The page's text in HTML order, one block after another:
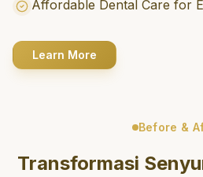
Affordable Dental Care for
Learn More
Before &
Transformasi